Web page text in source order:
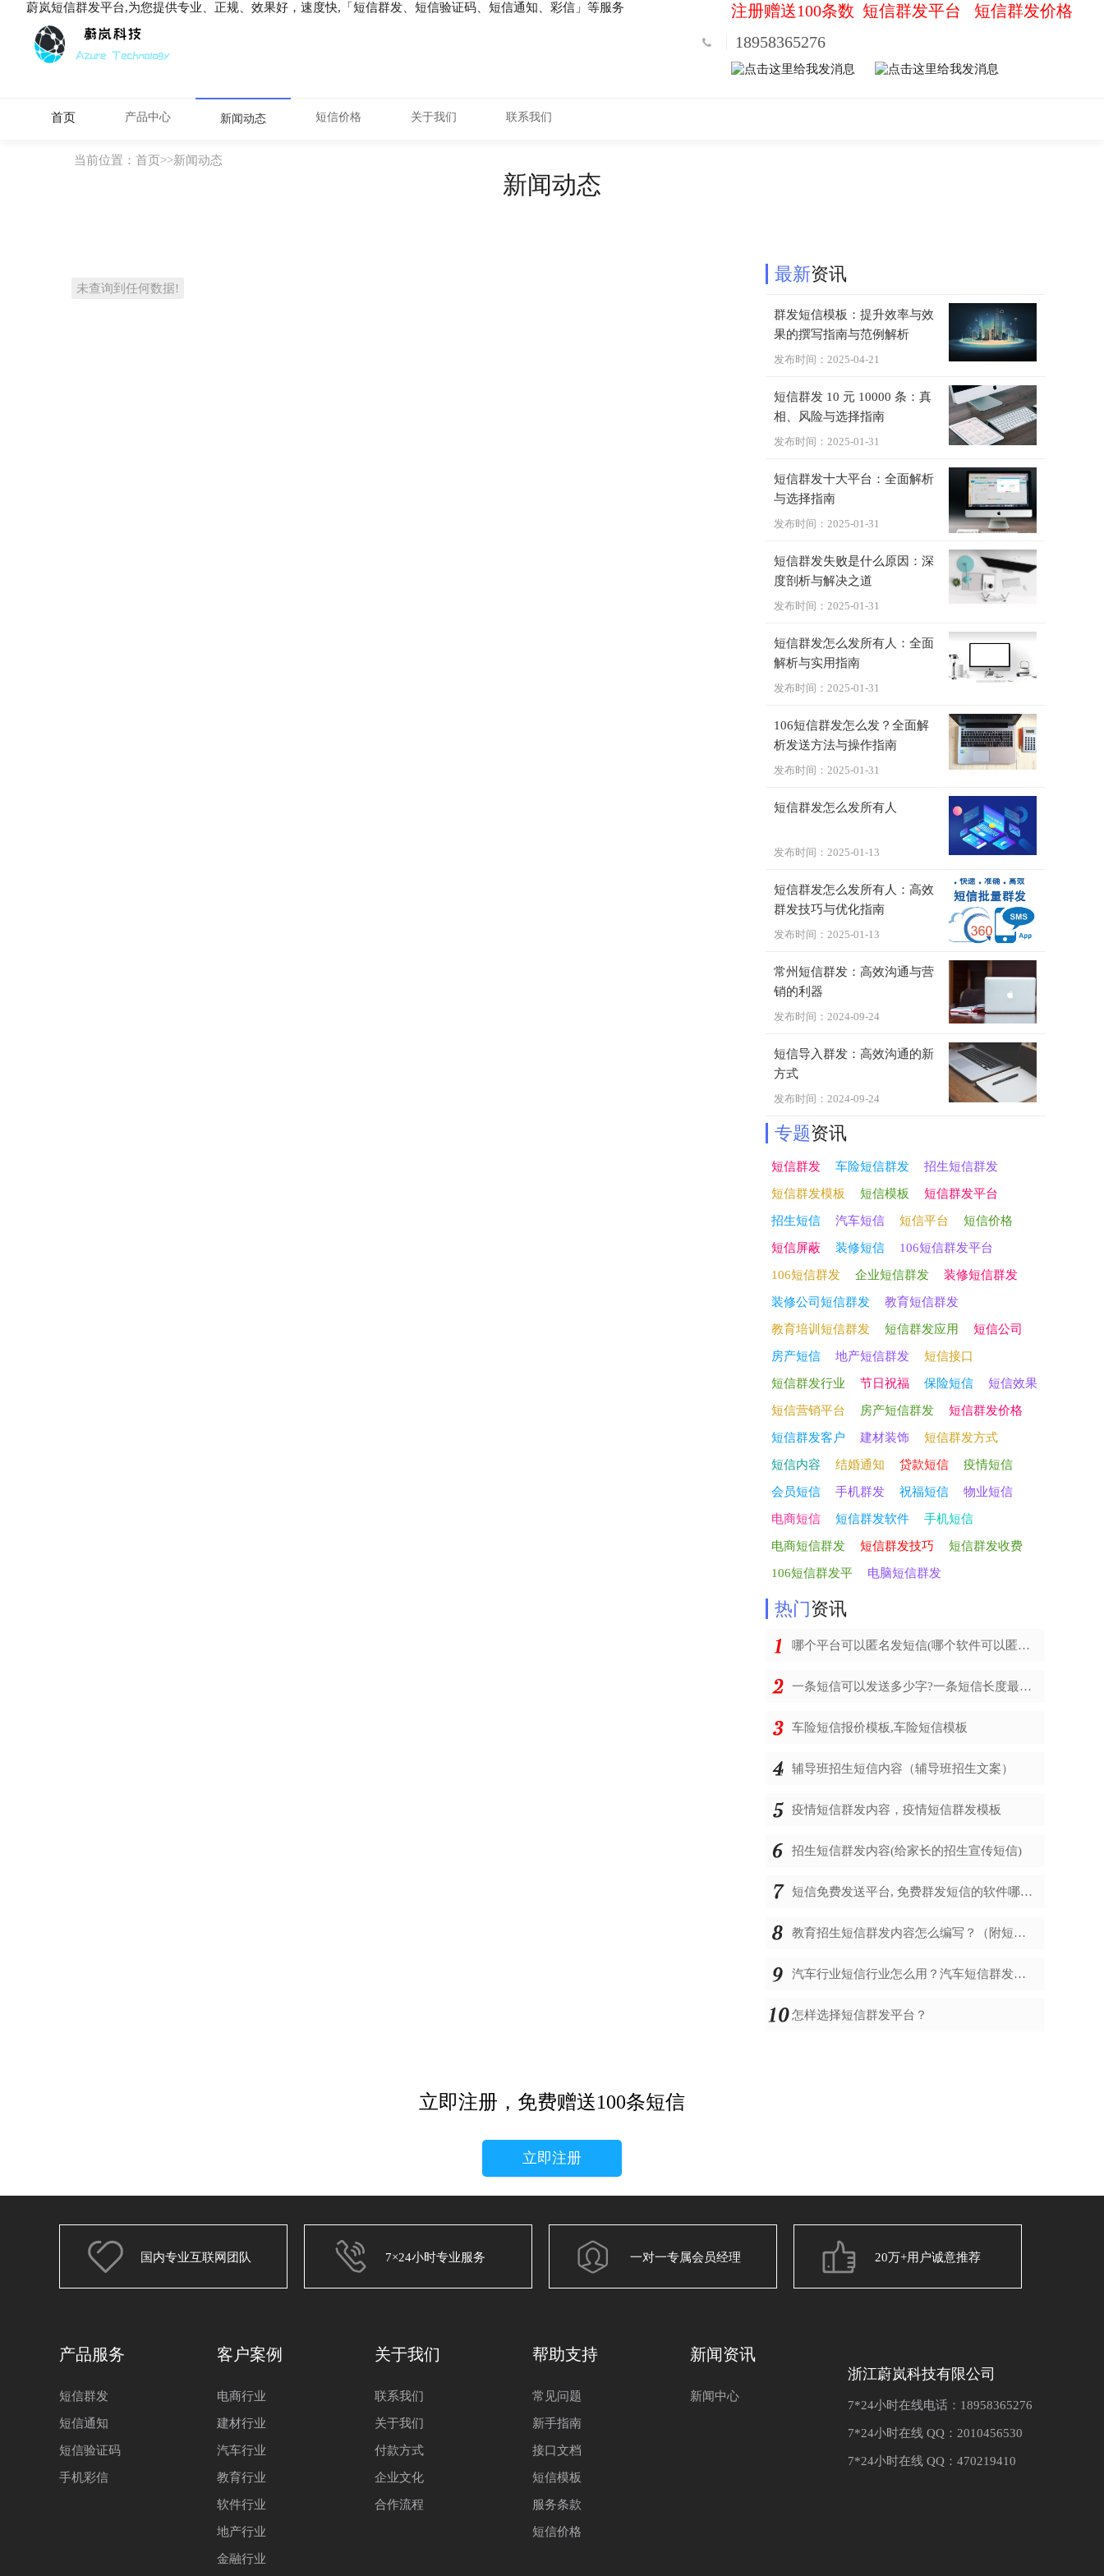
蔚岚短信群发平台,为您提供专业、正规、效果好，速度快,「短信群发、短信验证码、短信通知、彩信」等服务 注册赠送100条数 短信群发平台
短信群发价格
18958365276
首页 产品中心 新闻动态 短信价格 关于我们 联系我们
当前位置： 首页>>新闻动态
新闻动态
未查询到任何数据!
最新资讯
群发短信模板：提升效率与效
果的撰写指南与范例解析
发布时间：2025-04-21
短信群发 10 元 10000 条：真
相、风险与选择指南
发布时间：2025-01-31
短信群发十大平台：全面解析
与选择指南
发布时间：2025-01-31
短信群发失败是什么原因：深
度剖析与解决之道
发布时间：2025-01-31
短信群发怎么发所有人：全面
解析与实用指南
发布时间：2025-01-31
106短信群发怎么发？全面解
析发送方法与操作指南
发布时间：2025-01-31
短信群发怎么发所有人
发布时间：2025-01-13
短信群发怎么发所有人：高效
群发技巧与优化指南
发布时间：2025-01-13
常州短信群发：高效沟通与营
销的利器
发布时间：2024-09-24
短信导入群发：高效沟通的新
方式
发布时间：2024-09-24
专题资讯
短信群发 车险短信群发 招生短信群发
短信群发模板 短信模板 短信群发平台
招生短信 汽车短信 短信平台 短信价格
短信屏蔽 装修短信 106短信群发平台
106短信群发 企业短信群发 装修短信群发
装修公司短信群发 教育短信群发
教育培训短信群发 短信群发应用 短信公司
房产短信 地产短信群发 短信接口
短信群发行业 节日祝福 保险短信 短信效果
短信营销平台 房产短信群发 短信群发价格
短信群发客户 建材装饰 短信群发方式
短信内容 结婚通知 贷款短信 疫情短信
会员短信 手机群发 祝福短信 物业短信
电商短信 短信群发软件 手机短信
电商短信群发 短信群发技巧 短信群发收费
106短信群发平 电脑短信群发
热门资讯
哪个平台可以匿名发短信(哪个软件可以匿名发短信)
一条短信可以发送多少字?一条短信长度最多多少字
车险短信报价模板,车险短信模板
辅导班招生短信内容（辅导班招生文案）
疫情短信群发内容，疫情短信群发模板
招生短信群发内容(给家长的招生宣传短信)
短信免费发送平台, 免费群发短信的软件哪个好
教育招生短信群发内容怎么编写？（附短信模板）
汽车行业短信行业怎么用？汽车短信群发内容怎么编辑？
怎样选择短信群发平台？
立即注册，免费赠送100条短信
立即注册
国内专业互联网团队 7×24小时专业服务 一对一专属会员经理 20万+用户诚意推荐
产品服务
短信群发
短信通知
短信验证码
手机彩信
客户案例
电商行业
建材行业
汽车行业
教育行业
软件行业
地产行业
金融行业
关于我们
联系我们
关于我们
付款方式
企业文化
合作流程
帮助支持
常见问题
新手指南
接口文档
短信模板
服务条款
短信价格
新闻资讯
新闻中心
浙江蔚岚科技有限公司
7*24小时在线电话：18958365276
7*24小时在线 QQ：2010456530
7*24小时在线 QQ：470219410